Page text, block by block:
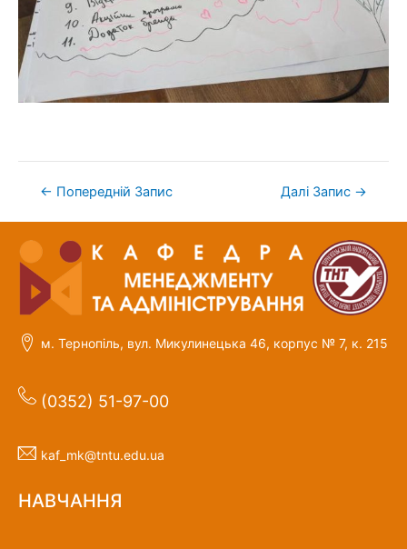
← Попередній Запис Далі Запис →
м. Тернопіль, вул. Микулинецька 46, корпус № 7, к. 215
(0352) 51-97-00
kaf_mk@tntu.edu.ua
НАВЧАННЯ